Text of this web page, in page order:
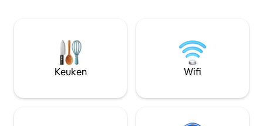
ideaal voor een gezin of groep van vier
tot vijf en belooft een onvergetelijke
ervaring. Je zult versteld staan!
evening. The air-
have their own
Keuken Wifi